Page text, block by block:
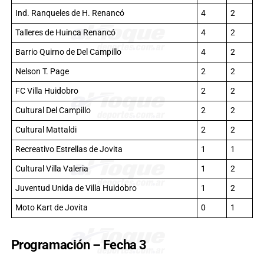
Ind. Ranqueles de H. Renancó
4
2
Talleres de Huinca Renancó
4
2
Barrio Quirno de Del Campillo
4
2
Nelson T. Page
2
2
FC Villa Huidobro
2
2
Cultural Del Campillo
2
2
Cultural Mattaldi
2
2
Recreativo Estrellas de Jovita
1
1
Cultural Villa Valeria
1
2
Juventud Unida de Villa Huidobro
1
2
Moto Kart de Jovita
0 1
Programación – Fecha 3